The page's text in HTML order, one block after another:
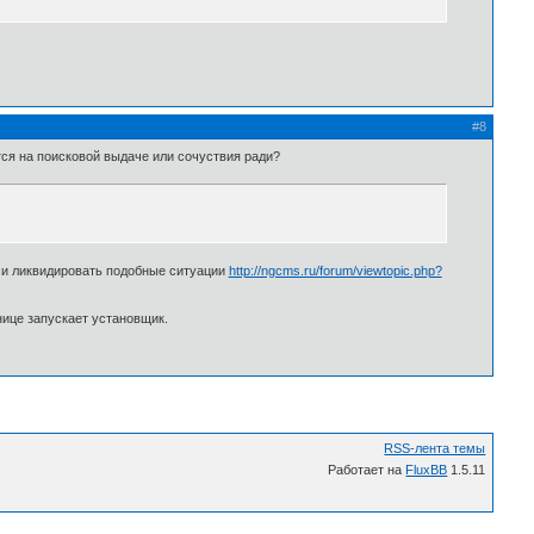
#8
на поисковой выдаче или сочуствия ради?
ликвидировать подобные ситуации http://ngcms.ru/forum/viewtopic.php?
запускает установщик.
RSS-лента темы
Работает на FluxBB 1.5.11